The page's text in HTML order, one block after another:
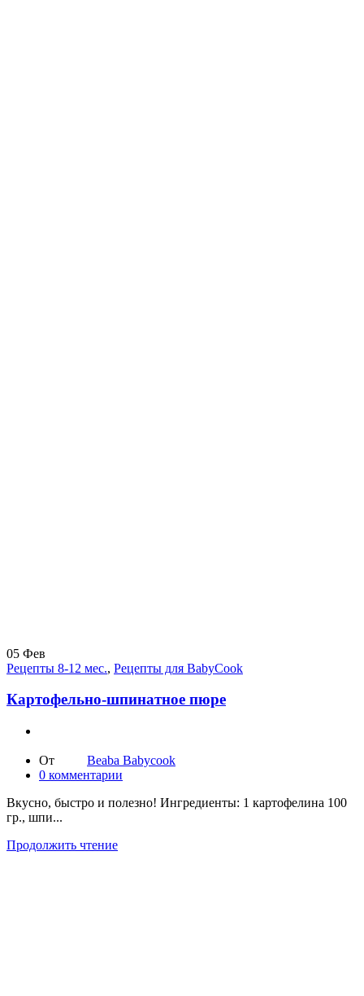
05 Фев
Рецепты 8-12 мес., Рецепты для BabyCook
Картофельно-шпинатное пюре
От
Beaba Babycook
0 комментарии
Вкусно, быстро и полезно! Ингредиенты: 1 картофелина 100
гр., шпи...
Продолжить чтение